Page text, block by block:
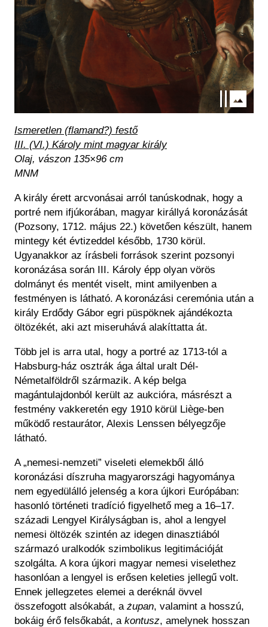
Ismeretlen (flamand?) festő
III. (VI.) Károly mint magyar király
Olaj, vászon 135×96 cm
MNM
A király érett arcvonásai arról tanúskodnak, hogy a
portré nem ifjúkorában, magyar királlyá koronázását
(Pozsony, 1712. május 22.) követően készült, hanem
mintegy két évtizeddel később, 1730 körül.
Ugyanakkor az írásbeli források szerint pozsonyi
koronázása során III. Károly épp olyan vörös
dolmányt és mentét viselt, mint amilyenben a
festményen is látható. A koronázási ceremónia után a
király Erdődy Gábor egri püspöknek ajándékozta
öltözékét, aki azt miseruhává alakíttatta át.
Több jel is arra utal, hogy a portré az 1713-tól a
Habsburg-ház osztrák ága által uralt Dél-
Németalföldről származik. A kép belga
magántulajdonból került az aukcióra, másrészt a
festmény vakkeretén egy 1910 körül Liège-ben
működő restaurátor, Alexis Lenssen bélyegzője
látható.
A „nemesi-nemzeti” viseleti elemekből álló
koronázási díszruha magyarországi hagyománya
nem egyedülálló jelenség a kora újkori Európában:
hasonló történeti tradíció figyelhető meg a 16–17.
századi Lengyel Királyságban is, ahol a lengyel
nemesi öltözék szintén az idegen dinasztiából
származó uralkodók szimbolikus legitimációját
szolgálta. A kora újkori magyar nemesi viselethez
hasonlóan a lengyel is erősen keleties jellegű volt.
Ennek jellegzetes elemei a deréknál övvel
összefogott alsókabát, a żupan, valamint a hosszú,
bokáig érő felsőkabát, a kontusz, amelynek hosszan